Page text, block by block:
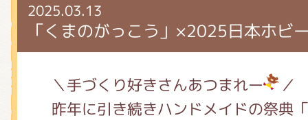
2025.03.13
「くまのがっこう」×2025日本ホビ
＼手づくり好きさんあつまれー
／
昨年に引き続きハンドメイドの祭典
絵本・作家紹介
ショップインフォメーション